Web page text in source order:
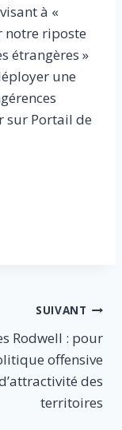
à «
notre riposte
étrangères »
une
sur Portail de
SUIVANT
Rodwell : pour
offensive
des
territoires